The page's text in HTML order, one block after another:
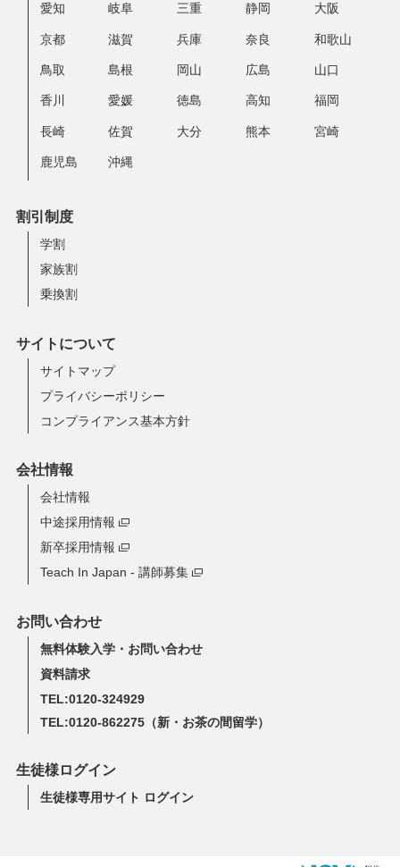
愛知 岐阜 三重 静岡 大阪
京都 滋賀 兵庫 奈良 和歌山
鳥取 島根 岡山 広島 山口
香川 愛媛 徳島 高知 福岡
長崎 佐賀 大分 熊本 宮崎
鹿児島 沖縄
割引制度
学割
家族割
乗換割
サイトについて
サイトマップ
プライバシーポリシー
コンプライアンス基本方針
会社情報
会社情報
中途採用情報
新卒採用情報
Teach In Japan - 講師募集
お問い合わせ
無料体験入学・お問い合わせ
資料請求
TEL:0120-324929
TEL:0120-862275（新・お茶の間留学）
生徒様ログイン
生徒様専用サイト ログイン